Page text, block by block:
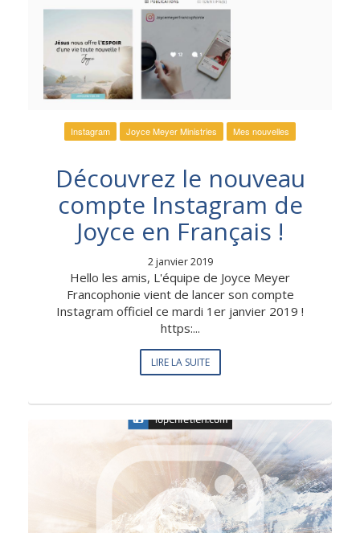
Instagram Joyce Meyer Ministries Mes nouvelles
Découvrez le nouveau
compte Instagram de
Joyce en Français !
2 janvier 2019
Hello les amis, L'équipe de Joyce Meyer
Francophonie vient de lancer son compte
Instagram officiel ce mardi 1er janvier 2019 !
https:...
LIRE LA SUITE